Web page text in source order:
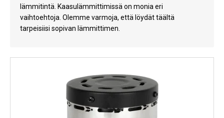
Matkavarusteet
Auto ja peräkärry
lämmitintä. Kaasulämmittimissä on monia eri
vaihtoehtoja. Olemme varmoja, että löydät täältä
tarpeisiisi sopivan lämmittimen.